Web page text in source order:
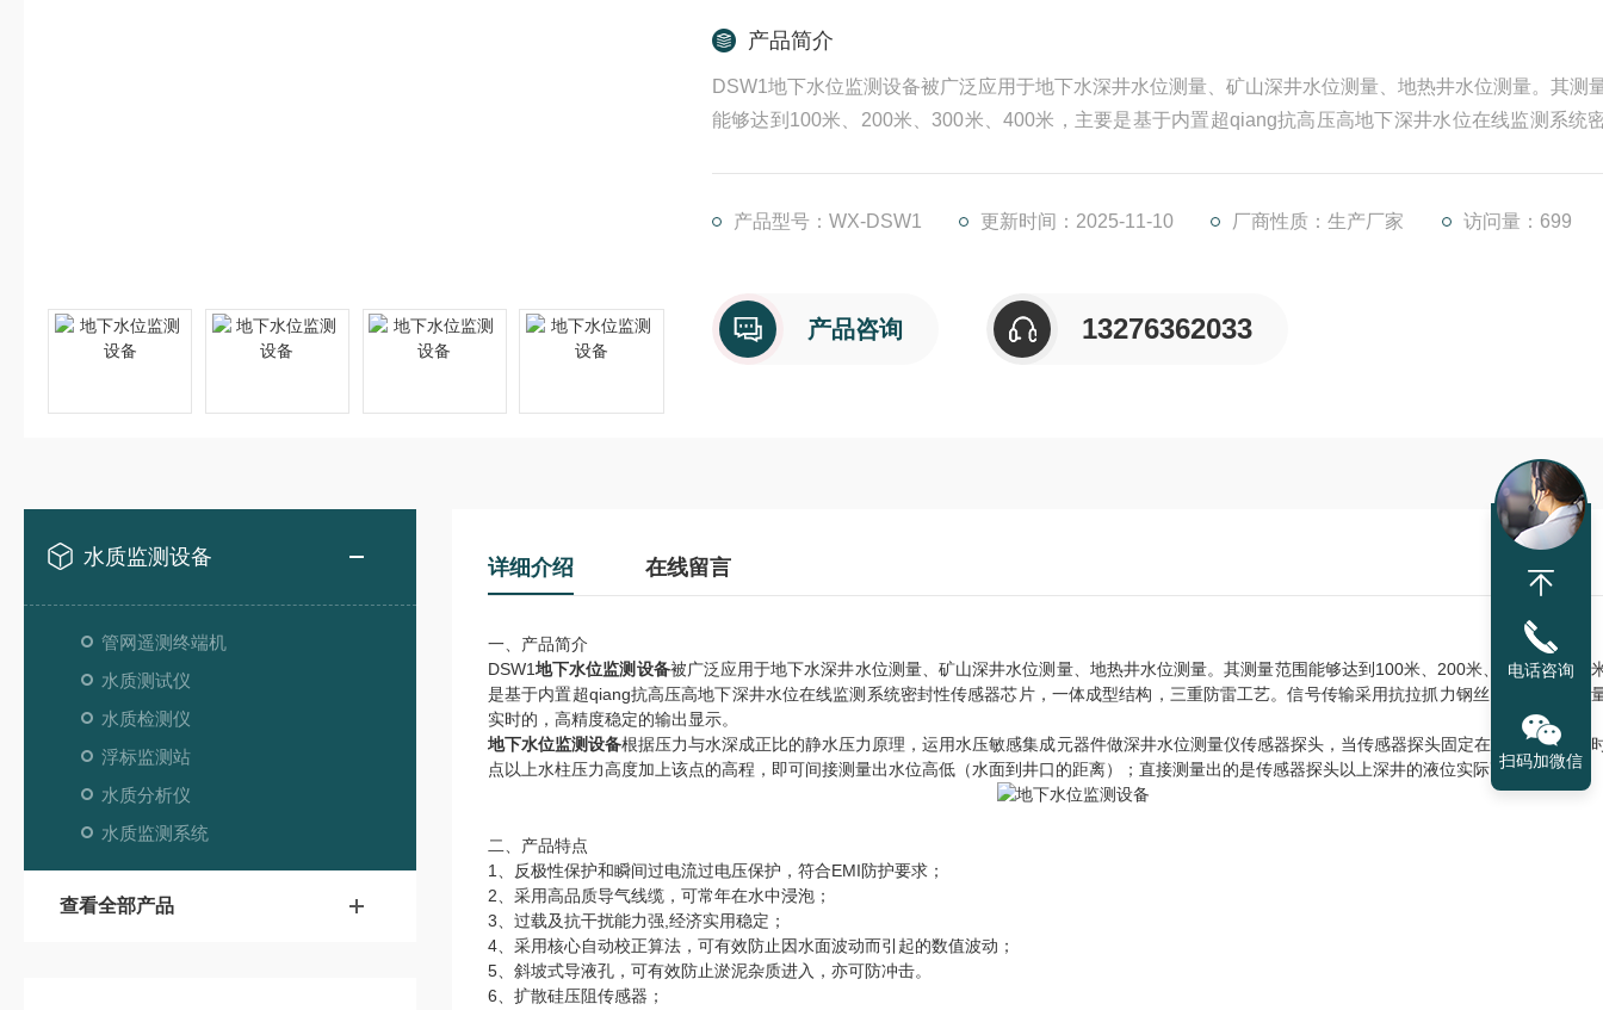
产品简介
DSW1地下水位监测设备被广泛应用于地下水深井水位测量、矿山深井水位测量、地热井水位测量。其测
能够达到100米、200米、300米、400米，主要是基于内置超qiang抗高压高地下深井水位在线监测系统
产品型号：WX-DSW1
更新时间：2025-11-10 厂商性质：生产厂家 访问量：699
产品咨询 13276362033
水质监测设备
管网遥测终端机
水质测试仪
水质检测仪
浮标监测站
水质分析仪
水质监测系统
查看全部产品
详细介绍 在线留言
一、产品简介
DSW1地下水位监测设备被广泛应用于地下水深井水位测量、矿山深井水位测量、地热井水位测量。其测量范围能够达到100米、200米、300米、400
是基于内置超qiang抗高压高地下深井水位在线监测系统密封性传感器芯片，一体成型结构，三重防雷工艺。信号传输采用抗拉抓力钢丝电缆，确保测
实时的，高精度稳定的输出显示。
地下水位监测设备根据压力与水深成正比的静水压力原理，运用水压敏感集成元器件做深井水位测量仪传感器探头，当传感器探头固定在水下某一测点
点以上水柱压力高度加上该点的高程，即可间接测量出水位高低（水面到井口的距离）；直接测量出的是传感器探头以上深井的液位实际高度。
二、产品特点
1、反极性保护和瞬间过电流过电压保护，符合EMI防护要求；
2、采用高品质导气线缆，可常年在水中浸泡；
3、过载及抗干扰能力强,经济实用稳定；
4、采用核心自动校正算法，可有效防止因水面波动而引起的数值波动；
5、斜坡式导液孔，可有效防止淤泥杂质进入，亦可防冲击。
6、扩散硅压阻传感器；
电话咨询
扫码加微信